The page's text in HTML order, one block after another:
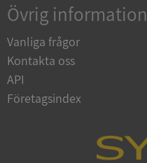
Övrig information
Vanliga frågor
Kontakta oss
API
Företagsindex